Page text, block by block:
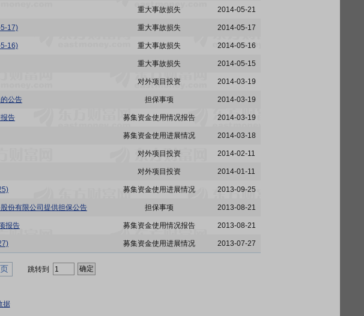
重大事故损失 2014-05-21
17) 重大事故损失 2014-05-17
16) 重大事故损失 2014-05-16
重大事故损失 2014-05-15
对外项目投资 2014-03-19
公告 担保事项 2014-03-19
告 募集资金使用情况报告 2014-03-19
募集资金使用进展情况 2014-03-18
对外项目投资 2014-02-11
对外项目投资 2014-01-11
募集资金使用进展情况 2013-09-25
份有限公司提供担保公告 担保事项 2013-08-21
报告 募集资金使用情况报告 2013-08-21
募集资金使用进展情况 2013-07-27
跳转到
据